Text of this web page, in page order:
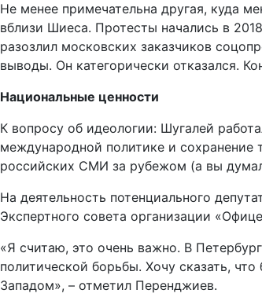
Не менее примечательна другая, куда
вблизи Шиеса. Протесты начались в
разозлил московских заказчиков
выводы. Он категорически отказался.
Национальные ценности
К вопросу об идеологии: Шугалей
международной политике и сохранение
российских СМИ за рубежом (а вы
На деятельность потенциального
Экспертного совета организации
«Я считаю, это очень важно. В
политической борьбы. Хочу сказать,
Западом», – отметил Перенджиев.